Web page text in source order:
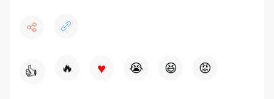
👍 🔥 ♥ 😭 😆 😡